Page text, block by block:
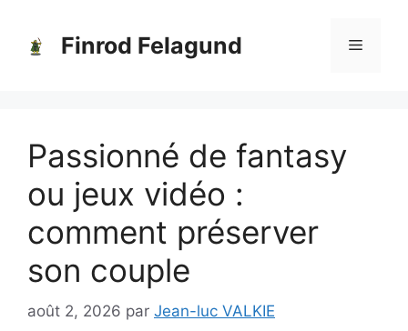
contenu
Finrod Felagund Menu
Passionné de fantasy
ou jeux vidéo :
comment préserver
son couple
août 2, 2026 par Jean-luc VALKIE